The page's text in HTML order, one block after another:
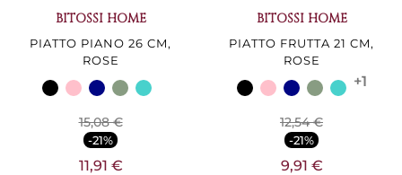
BITOSSI HOME
PIATTO PIANO 26 CM,
ROSE
15,08 €
-21%
11,91 €
BITOSSI HOME
PIATTO FRUTTA 21 CM,
ROSE
+1
12,54 €
-21%
9,91 €